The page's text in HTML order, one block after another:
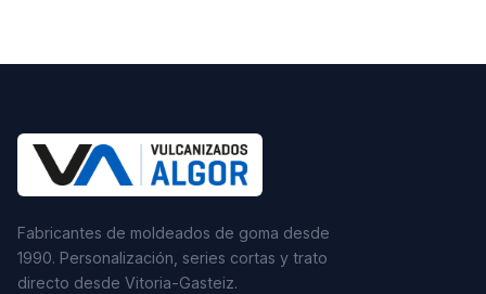
Fabricantes de moldeados de goma desde
1990. Personalización, series cortas y trato
directo desde Vitoria-Gasteiz.